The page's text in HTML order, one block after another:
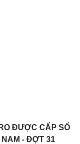
ĐƯỢC CẤP SỐ
- ĐỢT 31